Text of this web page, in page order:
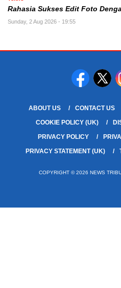
Rahasia Sukses Edit Foto
Sunday, 2 Aug 2026 - 19:55
ABOUT US CONTACT US
COOKIE POLICY (UK)
PRIVACY POLICY
PRIVACY STATEMENT (UK)
COPYRIGHT © 2026 NEWS